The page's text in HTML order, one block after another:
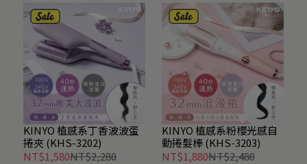
KINYO 植感系丁香波波蛋
捲夾 (KHS-3202)
NT$1,580NT$2,280
KINYO 植感系粉櫻光感自
動捲髮棒 (KHS-3203)
NT$1,880NT$2,480